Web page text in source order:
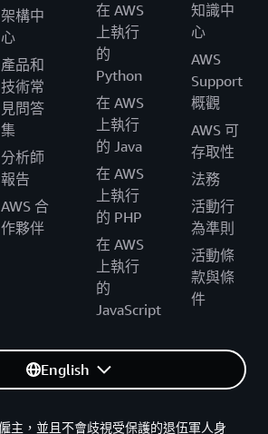
架構中
心
產品和
技術常
見問答
集
分析師
報告
AWS 合
作夥伴
在 AWS
上執行
的
Python
在 AWS
上執行
的 Java
在 AWS
上執行
的 PHP
在 AWS
上執行
的
JavaScript
知識中
心
AWS
Support
概觀
AWS 可
存取性
法務
活動行
為準則
活動條
款與條
件
English
主，並且不會歧視受保護的退伍軍人身